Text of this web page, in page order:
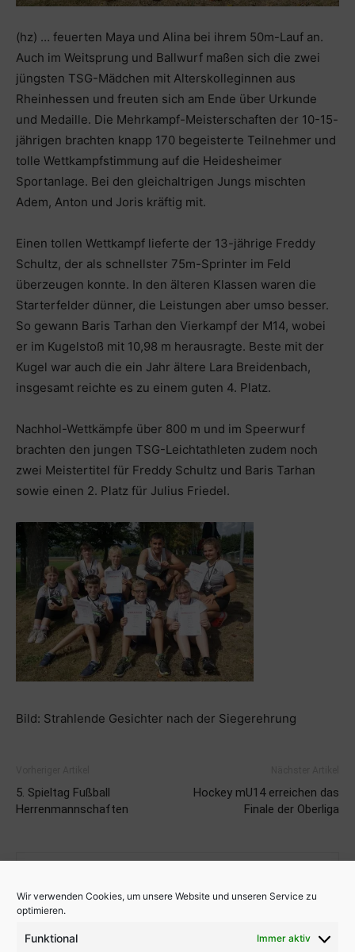
Wir verwenden Cookies, um unsere Website und unseren Service zu
optimieren.
Funktional Immer aktiv
(hz) … feuerten Maya und Alina bei ihrem 50m-Lauf an.
Auch im Weitsprung und Ballwurf maßen sich die zwei
jüngsten TSG-Mädchen mit Alterskolleginnen aus
Rheinhessen und freuten sich am Ende über Urkunde
und Medaille. Die Mehrkampf-Meisterschaften der 10-15-
jährigen brachten knapp 170 begeisterte Teilnehmer und
tolle Wettkampfstimmung auf die Heidesheimer
Sportanlage. Bei den gleichaltrigen Jungs mischten
Adem, Anton und Joris kräftig mit.
Einen tollen Wettkampf lieferte der 13-jährige Freddy
Schultz, der als schnellster 75m-Sprinter im Feld
überzeugen konnte. In den älteren Klassen waren die
Starterfelder dünner, die Leistungen aber umso besser.
So gewann Baris Tarhan den Vierkampf der M14, wobei
er im Kugelstoß mit 10,98 m herausragte. Beste mit der
Kugel war auch die ein Jahr ältere Lara Breidenbach,
insgesamt reichte es zu einem guten 4. Platz.
Nachhol-Wettkämpfe über 800 m und im Speerwurf
brachten den jungen TSG-Leichtathleten zudem noch
zwei Meistertitel für Freddy Schultz und Baris Tarhan
sowie einen 2. Platz für Julius Friedel.
Bild: Strahlende Gesichter nach der Siegerehrung
5. Spieltag Fußball
Herrenmannschaften
Hockey mU14 erreichen das
Finale der Oberliga